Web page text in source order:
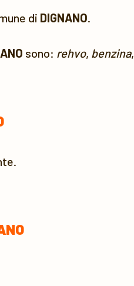
di DIGNANO.
sono: rehvo, benzina,